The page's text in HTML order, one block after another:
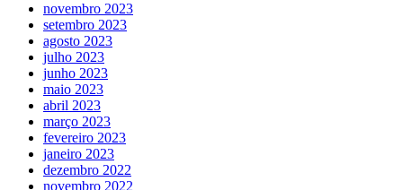
novembro 2023
setembro 2023
agosto 2023
julho 2023
junho 2023
maio 2023
abril 2023
março 2023
fevereiro 2023
janeiro 2023
dezembro 2022
novembro 2022